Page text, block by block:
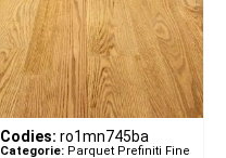
Codies: ro1mn745ba
Categorie: Parquet Prefiniti Fine